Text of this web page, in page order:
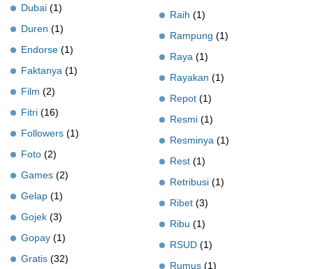
Dubai (1)
Duren (1)
Endorse (1)
Faktanya (1)
Film (2)
Fitri (16)
Followers (1)
Foto (2)
Games (2)
Gelap (1)
Gojek (3)
Gopay (1)
Gratis (32)
Raih (1)
Rampung (1)
Raya (1)
Rayakan (1)
Repot (1)
Resmi (1)
Resminya (1)
Rest (1)
Retribusi (1)
Ribet (3)
Ribu (1)
RSUD (1)
Rumus (1)